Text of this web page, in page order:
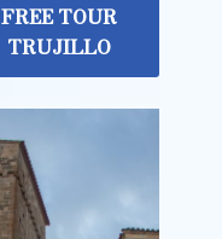
FREE TOUR
TRUJILLO